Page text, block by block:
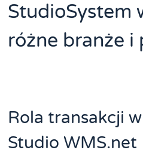
StudioSystem
różne branże i
Rola transakcji
Studio WMS.net